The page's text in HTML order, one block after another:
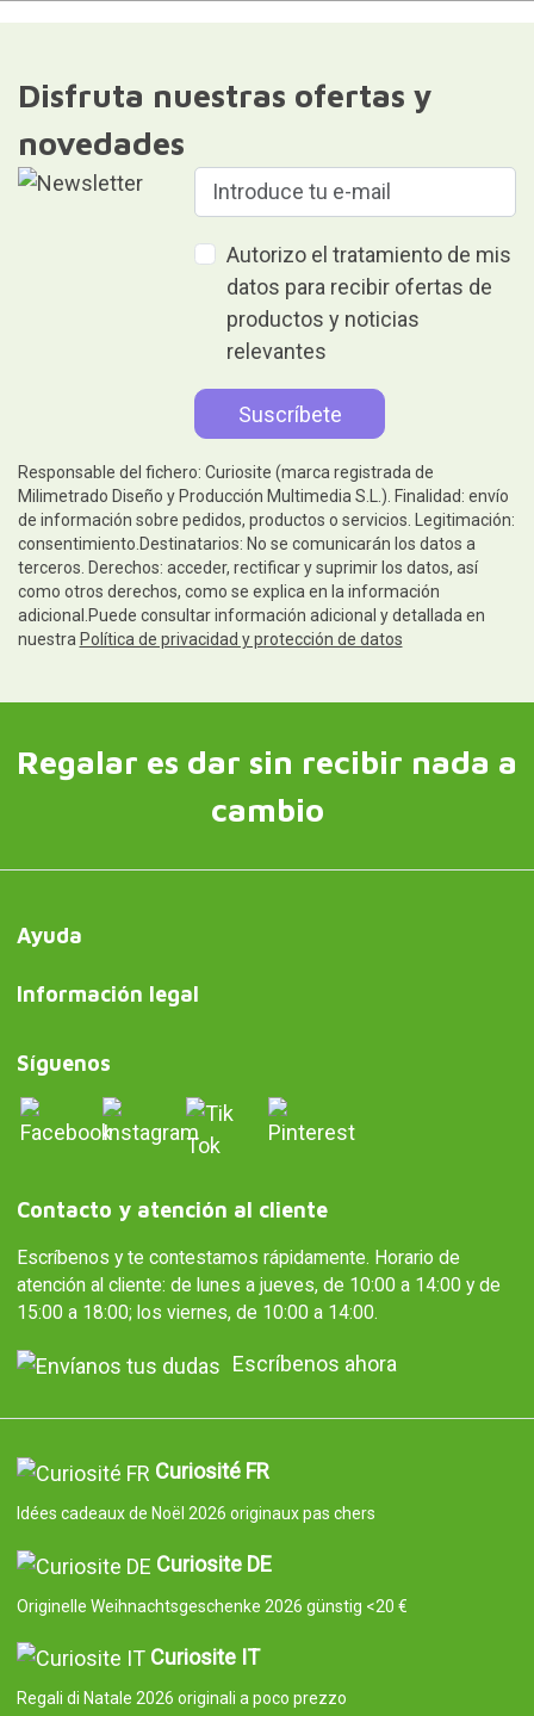
Disfruta nuestras ofertas y
novedades
Autorizo el tratamiento de mis
datos para recibir ofertas de
productos y noticias
relevantes
Responsable del fichero: Curiosite (marca registrada de
Milimetrado Diseño y Producción Multimedia S.L.). Finalidad: envío
de información sobre pedidos, productos o servicios. Legitimación:
consentimiento.Destinatarios: No se comunicarán los datos a
terceros. Derechos: acceder, rectificar y suprimir los datos, así
como otros derechos, como se explica en la información
adicional.Puede consultar información adicional y detallada en
nuestra Política de privacidad y protección de datos
Regalar es dar sin recibir nada a
cambio
Ayuda
Información legal
Síguenos
Contacto y atención al cliente
Escríbenos y te contestamos rápidamente. Horario de
atención al cliente: de lunes a jueves, de 10:00 a 14:00 y de
15:00 a 18:00; los viernes, de 10:00 a 14:00.
Escríbenos ahora
Curiosité FR
Idées cadeaux de Noël 2026 originaux pas chers
Curiosite DE
Originelle Weihnachtsgeschenke 2026 günstig <20 €
Curiosite IT
Regali di Natale 2026 originali a poco prezzo